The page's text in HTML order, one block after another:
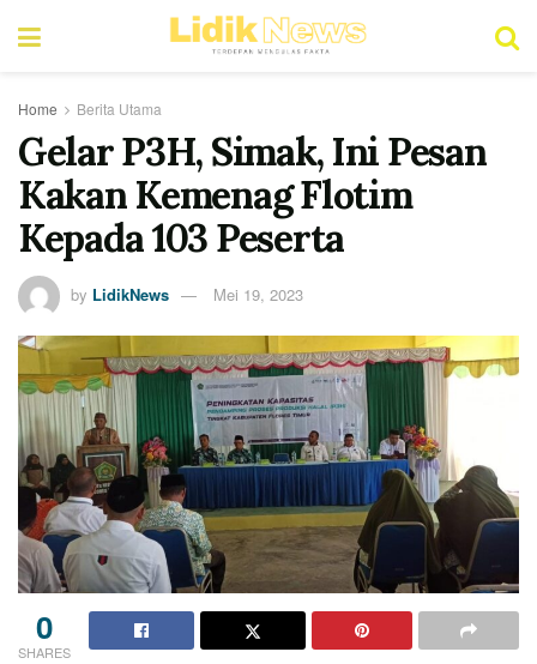
Home Berita Utama
Gelar P3H, Simak, Ini Pesan
Kakan Kemenag Flotim
Kepada 103 Peserta
by LidikNews Mei 19, 2023
0
SHARES